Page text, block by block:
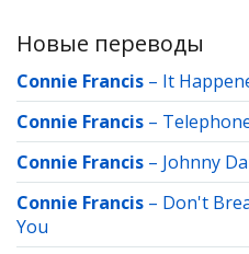
Новые переводы
Connie Francis – It
Connie Francis –
Connie Francis – Johnny
Connie Francis – Don't
You